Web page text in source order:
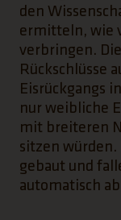
den
ermitteln, wie
verbringen.
Rückschlüsse
Eisrückgangs
nur weibliche
mit breiteren
sitzen würden.
gebaut und
automatisch